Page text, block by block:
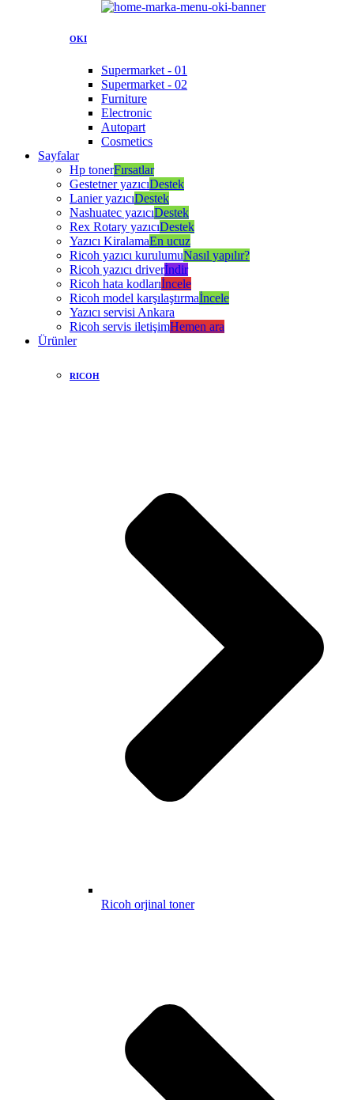
OKI
Supermarket - 01
Supermarket - 02
Furniture
Electronic
Autopart
Cosmetics
Sayfalar
Hp tonerFırsatlar
Gestetner yazıcıDestek
Lanier yazıcıDestek
Nashuatec yazıcıDestek
Rex Rotary yazıcıDestek
Yazıcı KiralamaEn ucuz
Ricoh yazıcı kurulumuNasıl yapılır?
Ricoh yazıcı driverİndir
Ricoh hata kodlarıİncele
Ricoh model karşılaştırmaİncele
Yazıcı servisi Ankara
Ricoh servis iletişimHemen ara
Ürünler
RICOH
Ricoh orjinal toner